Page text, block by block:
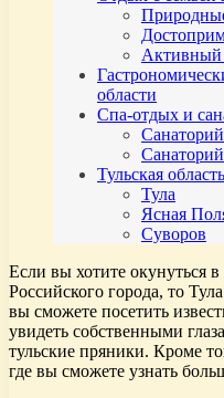
Активный
области
Спа-отдых и
Тульская
Тула
Ясная
Суворов
Если вы хотите окунуться
Российского города, то
вы сможете посетить
увидеть собственными
тульские пряники. Кроме
где вы сможете узнать